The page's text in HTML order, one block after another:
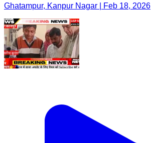
Ghatampur, Kanpur Nagar | Feb 18, 2026